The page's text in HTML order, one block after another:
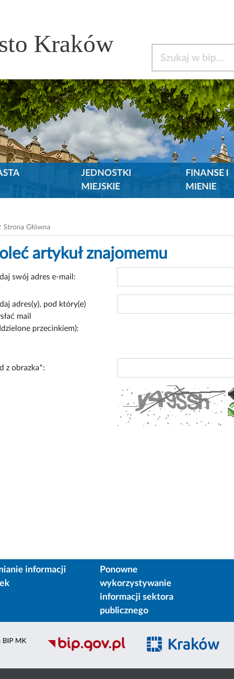
Kraków
JEDNOSTKI
MIEJSKIE
FINANSE I
MIENIE
Strona Główna
artykuł znajomemu
swój adres e-mail:
adres(y), pod który(e)
mail
przecinkiem):
z obrazka*:
informacji
Ponowne
wykorzystywanie
informacji sektora
publicznego
BIP MK